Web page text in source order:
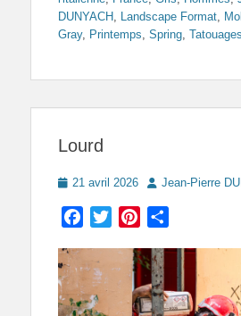
DUNYACH , Landscape Format,
Gray, Printemps, Spring, Tatouages
Lourd
Posted
21 avril 2026 Author
Jean-Pierre
Facebook
TwitterPinterest